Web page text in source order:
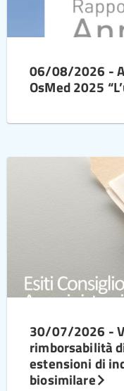
06/08/2026 -
OsMed 2025
30/07/2026 -
rimborsabilità
estensioni di
biosimilare